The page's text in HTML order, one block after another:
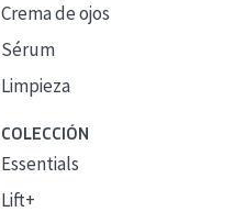
Crema de ojos
Sérum
Limpieza
COLECCIÓN
Essentials
Lift+